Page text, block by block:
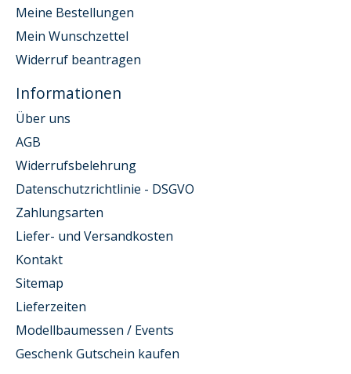
Meine Bestellungen
Mein Wunschzettel
Widerruf beantragen
Informationen
Über uns
AGB
Widerrufsbelehrung
Datenschutzrichtlinie - DSGVO
Zahlungsarten
Liefer- und Versandkosten
Kontakt
Sitemap
Lieferzeiten
Modellbaumessen / Events
Geschenk Gutschein kaufen